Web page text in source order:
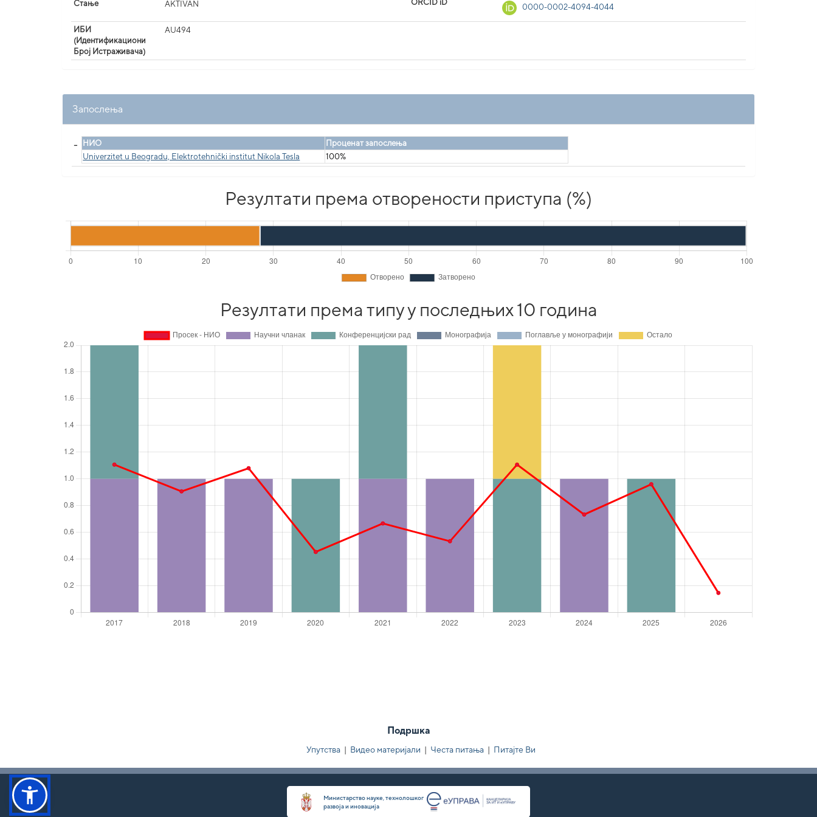
Стање AKTIVAN ORCID iD
0000-0002-4094-4044
ИБИ
(Идентификациони
Број Истраживача)
AU494
Запослења
НИО
Проценат запослења
Univerzitet u Beogradu, Elektrotehnički institut Nikola Tesla
100%
Резултати према отворености приступа (%)
Резултати према типу у последњих 10 година
Подршка
Упутства | Видео материјали | Честа питања | Питајте Ви
Министарство науке, технолошког
развоја и иновација